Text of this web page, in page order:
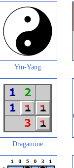
Yin-Yang
Dragamine